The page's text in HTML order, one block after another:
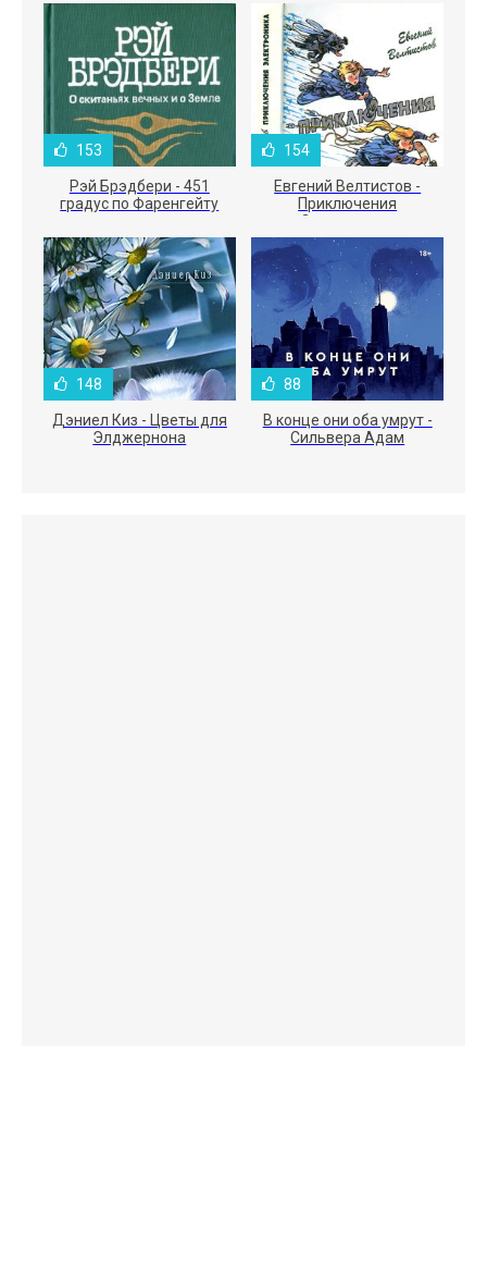
153
Рэй Брэдбери - 451
градус по Фаренгейту
154
Евгений Велтистов -
Приключения
Электроника
148
Дэниел Киз - Цветы для
Элджернона
88
В конце они оба умрут -
Сильвера Адам